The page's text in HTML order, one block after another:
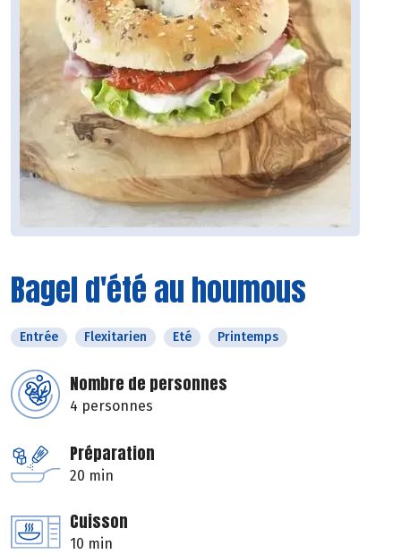
Bagel d'été au houmous
Entrée Flexitarien Eté Printemps
Nombre de personnes
4 personnes
Préparation
20 min
Cuisson
10 min